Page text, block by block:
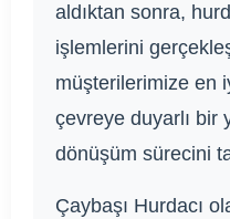
aldıktan sonra,
işlemlerini
müşterilerimize en
çevreye duyarlı bir
dönüşüm sürecini
Çaybaşı Hurdacı